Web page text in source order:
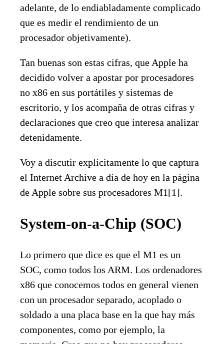
adelante, de lo endiabladamente complicado
que es medir el rendimiento de un
procesador objetivamente).
Tan buenas son estas cifras, que Apple ha
decidido volver a apostar por procesadores
no x86 en sus portátiles y sistemas de
escritorio, y los acompaña de otras cifras y
declaraciones que creo que interesa analizar
detenidamente.
Voy a discutir explícitamente lo que captura
el Internet Archive a día de hoy en la página
de Apple sobre sus procesadores M1[1].
System-on-a-Chip (SOC)
Lo primero que dice es que el M1 es un
SOC, como todos los ARM. Los ordenadores
x86 que conocemos todos en general vienen
con un procesador separado, acoplado o
soldado a una placa base en la que hay más
componentes, como por ejemplo, la